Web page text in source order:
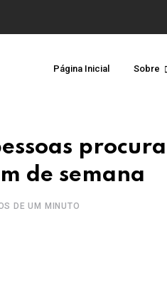
Página Inicial Sobre
de semana
DE UM MINUTO